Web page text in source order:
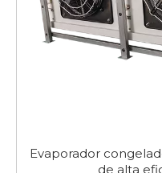
Evaporador
de alta